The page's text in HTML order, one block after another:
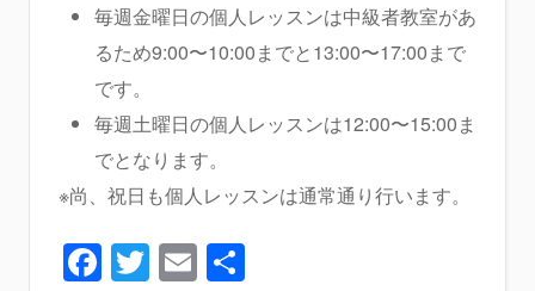
毎週金曜日の個人レッスンは中級者教室があ
るため9:00〜10:00までと13:00〜17:00まで
です。
毎週土曜日の個人レッスンは12:00〜15:00ま
でとなります。
※尚、祝日も個人レッスンは通常通り行います。
Facebook
Twitter
Email